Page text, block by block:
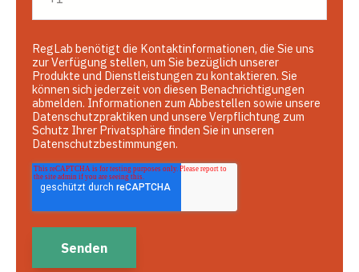
RegLab benötigt die Kontaktinformationen, die Sie uns
zur Verfügung stellen, um Sie bezüglich unserer
Produkte und Dienstleistungen zu kontaktieren. Sie
können sich jederzeit von diesen Benachrichtigungen
abmelden. Informationen zum Abbestellen sowie unsere
Datenschutzpraktiken und unsere Verpflichtung zum
Schutz Ihrer Privatsphäre finden Sie in unseren
Datenschutzbestimmungen.